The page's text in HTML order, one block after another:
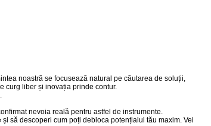
noastră se focusează natural pe căutarea de soluții,
curg liber și inovația prinde contur.
nevoia reală pentru astfel de instrumente.
să descoperi cum poți debloca potențialul tău maxim. Vei